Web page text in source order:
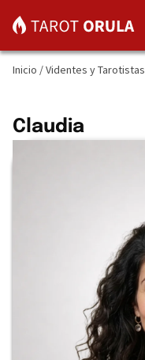
Inicio /Videntes y Tarotistas
Claudia